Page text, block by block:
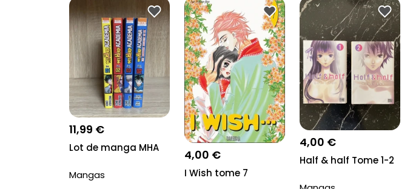
11,99 €
Lot de manga MHA
Mangas
4,00 €
I Wish tome 7
4,00 €
Half & half Tome 1-2